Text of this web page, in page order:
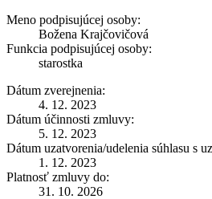
Meno podpisujúcej osoby:
Božena Krajčovičová
Funkcia podpisujúcej osoby:
starostka
Dátum zverejnenia:
4. 12. 2023
Dátum účinnosti zmluvy:
5. 12. 2023
Dátum uzatvorenia/udelenia súhlasu s
1. 12. 2023
Platnosť zmluvy do:
31. 10. 2026